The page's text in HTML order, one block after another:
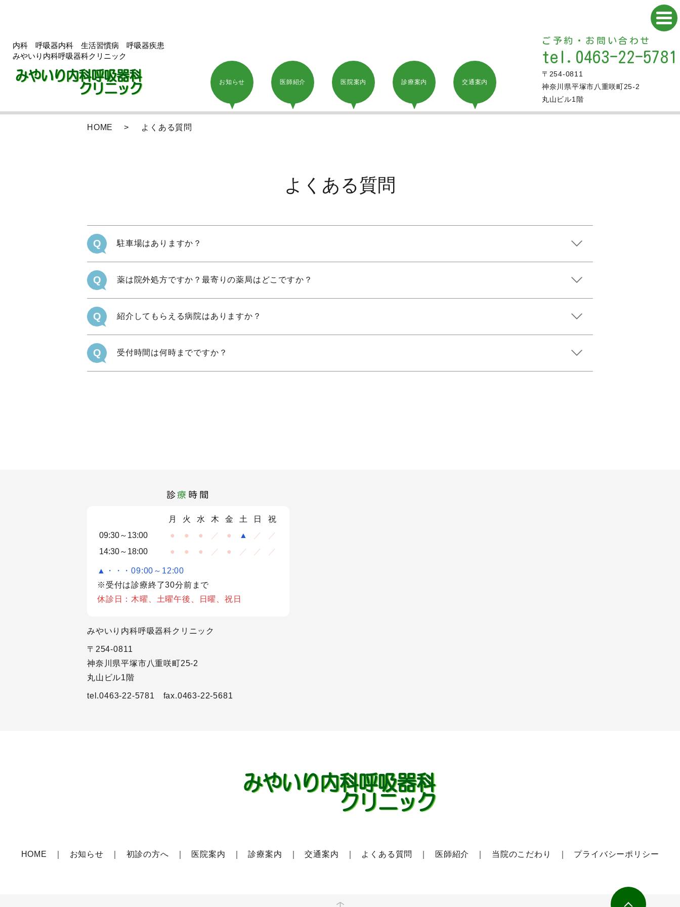
内科 呼吸器内科 生活習慣病 呼吸器疾患
みやいり内科呼吸器科クリニック
お知らせ 医師紹介 医院案内 診療案内 交通案内
ご予約・お問い合わせ
tel.0463-22-5781
〒254-0811
神奈川県平塚市八重咲町25-2
丸山ビル1階
HOME よくある質問
よくある質問
Q 駐車場はありますか？
Q 薬は院外処方ですか？最寄りの薬局はどこですか？
Q 紹介してもらえる病院はありますか？
Q 受付時間は何時までですか？
診療 時間
月 火 水 木 金 土 日
祝
09:30～13:00
● ● ● ／ ● ▲ ／
／
14:30～18:00
● ● ● ／ ● ／ ／ ／
▲・・・09:00～12:00
※受付は診療終了30分前まで
休診日：木曜、土曜午後、日曜、祝日
みやいり内科呼吸器科クリニック
〒254-0811
神奈川県平塚市八重咲町25-2
丸山ビル1階
tel.0463-22-5781 fax.0463-22-5681
HOME お知らせ 初診の方へ 医院案内 診療案内 交通案内 よくある質問 医師紹介 当院のこだわり プライバシーポリシー